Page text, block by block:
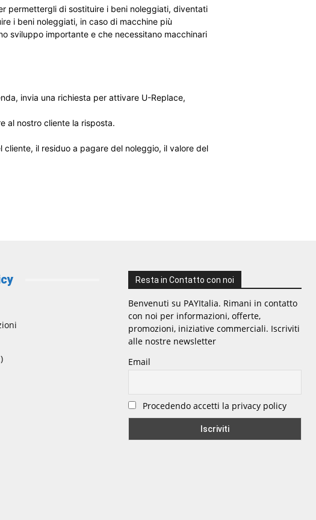
permettergli di sostituire i beni noleggiati, diventati
i beni noleggiati, in caso di macchine più
sviluppo importante e che necessitano macchinari
invia una richiesta per attivare U-Replace,
al nostro cliente la risposta.
il residuo a pagare del noleggio, il valore del
Resta in Contatto con noi
Benvenuti su PAYItalia. Rimani in contatto
con noi per informazioni, offerte,
promozioni, iniziative commerciali. Iscriviti
alle nostre newsletter
Email
Procedendo accetti la privacy policy